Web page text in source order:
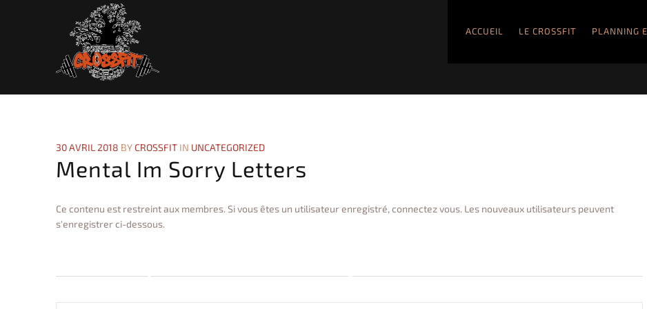
ACCUEIL LE CROSSFIT PLANNING
30 AVRIL 2018 BYCROSSFITIN UNCATEGORIZED
Mental Im Sorry Letters
Ce contenu est restreint aux membres. Si vous êtes un utilisateur enregistré, connectez vous. Les nouveaux utilisateurs peuvent
s'enregistrer ci-dessous.